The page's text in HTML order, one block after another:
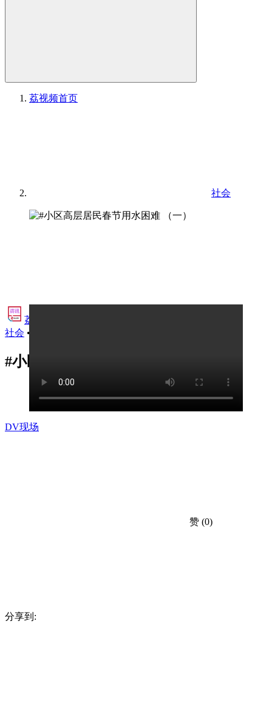
荔视频首页
社会
荔视频·资讯
社会 •
#小区高层居民春节用水困难 （一）
DV现场
赞 (0)
分享到: